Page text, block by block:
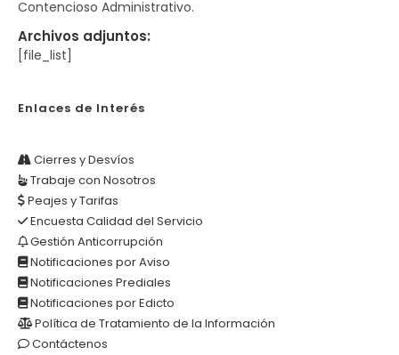
Contencioso Administrativo.
Archivos adjuntos:
[file_list]
Enlaces de Interés
Cierres y Desvíos
Trabaje con Nosotros
Peajes y Tarifas
Encuesta Calidad del Servicio
Gestión Anticorrupción
Notificaciones por Aviso
Notificaciones Prediales
Notificaciones por Edicto
Política de Tratamiento de la Información
Contáctenos